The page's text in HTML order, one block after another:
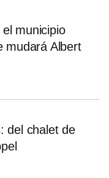
municipio
mudará Albert
del chalet de